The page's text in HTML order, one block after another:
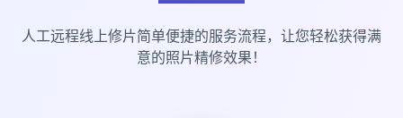
人工远程线上修片简单便捷的服务流程，让您轻松获得满
意的照片精修效果！